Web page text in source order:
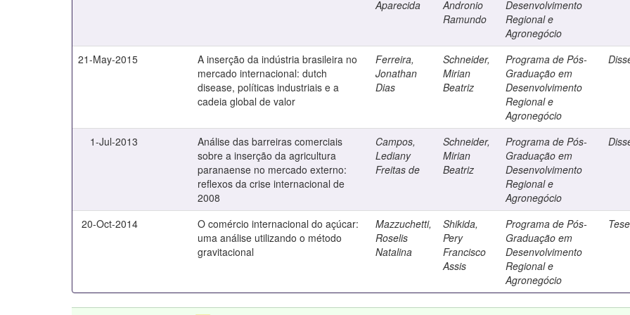
Aparecida
Andronio
Ramundo
Desenvolvimento
Regional e
Agronegócio
21-May-2015
A inserção da indústria brasileira no
mercado internacional: dutch
disease, políticas industriais e a
cadeia global de valor
Ferreira,
Jonathan
Dias
Schneider,
Mirian
Beatriz
Programa de Pós-
Graduação em
Desenvolvimento
Regional e
Agronegócio
1-Jul-2013
Análise das barreiras comerciais
sobre a inserção da agricultura
paranaense no mercado externo:
reflexos da crise internacional de
2008
Campos,
Lediany
Freitas de
Schneider,
Mirian
Beatriz
Programa de Pós-
Graduação em
Desenvolvimento
Regional e
Agronegócio
20-Oct-2014
O comércio internacional do açúcar:
uma análise utilizando o método
gravitacional
Mazzuchetti,
Roselis
Natalina
Shikida,
Pery
Francisco
Assis
Programa de Pós-
Graduação em
Desenvolvimento
Regional e
Agronegócio
Tese